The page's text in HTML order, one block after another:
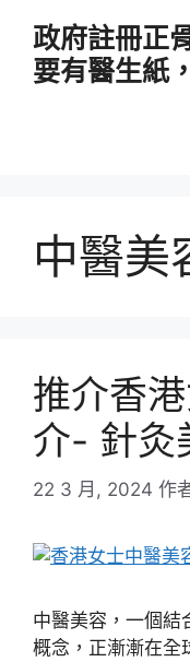
政府註冊正
要有醫生紙
中醫美
推介香
介- 針灸
22 3 月, 2024 作
中醫美容，一個結
概念，正漸漸在全